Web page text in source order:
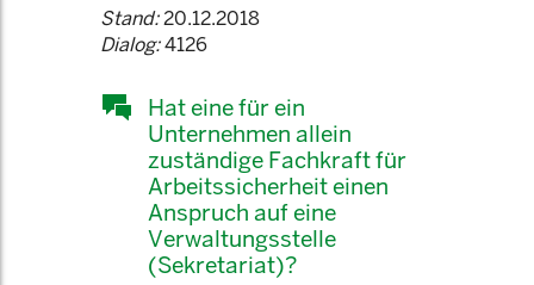
Stand:20.12.2018
Dialog:4126
Hat eine für ein
Unternehmen allein
zuständige Fachkraft für
Arbeitssicherheit einen
Anspruch auf eine
Verwaltungsstelle
(Sekretariat)?